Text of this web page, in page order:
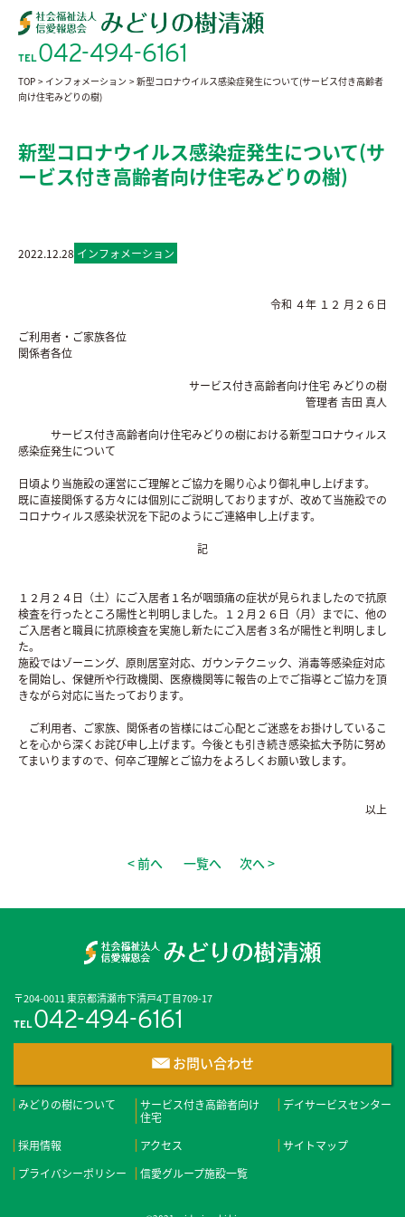
TEL042-494-6161
TOP > インフォメーション >新型コロナウイルス感染症発生について(サービス付き高齢者
向け住宅みどりの樹)
新型コロナウイルス感染症発生について(サ
ービス付き高齢者向け住宅みどりの樹)
2022.12.28 インフォメーション
令和 ４年 １２ 月２６日
ご利用者・ご家族各位
関係者各位
サービス付き高齢者向け住宅 みどりの樹
管理者 吉田 真人
サービス付き高齢者向け住宅みどりの樹における新型コロナウィルス
感染症発生について
日頃より当施設の運営にご理解とご協力を賜り心より御礼申し上げます。
既に直接関係する方々には個別にご説明しておりますが、改めて当施設での
コロナウィルス感染状況を下記のようにご連絡申し上げます。
記
１２月２４日（土）にご入居者１名が咽頭痛の症状が見られましたので抗原
検査を行ったところ陽性と判明しました。１２月２６日（月）までに、他の
ご入居者と職員に抗原検査を実施し新たにご入居者３名が陽性と判明しまし
た。
施設ではゾーニング、原則居室対応、ガウンテクニック、消毒等感染症対応
を開始し、保健所や行政機関、医療機関等に報告の上でご指導とご協力を頂
きながら対応に当たっております。
ご利用者、ご家族、関係者の皆様にはご心配とご迷惑をお掛けしているこ
とを心から深くお詫び申し上げます。今後とも引き続き感染拡大予防に努め
てまいりますので、何卒ご理解とご協力をよろしくお願い致します。
以上
< 前へ 一覧へ 次へ >
〒204-0011 東京都清瀬市下清戸4丁目709-17
TEL042-494-6161
お問い合わせ
みどりの樹について
サービス付き高齢者向け
住宅
デイサービスセンター
採用情報 アクセス
サイトマップ
プライバシーポリシー
信愛グループ施設一覧